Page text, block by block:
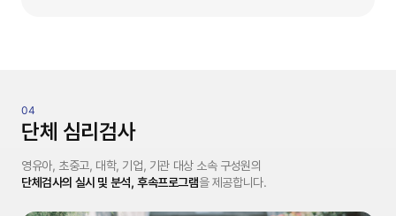
단체 심리검사
영유아, 초중고, 대학, 기업, 기관 대상 소속 구성원의
단체검사의 실시 및 분석, 후속프로그램을 제공합니다.